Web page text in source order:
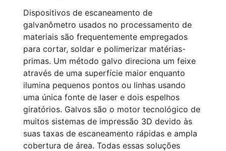
Dispositivos de escaneamento de
galvanômetro usados no processamento de
materiais são frequentemente empregados
para cortar, soldar e polimerizar matérias-
primas. Um método galvo direciona um feixe
através de uma superfície maior enquanto
ilumina pequenos pontos ou linhas usando
uma única fonte de laser e dois espelhos
giratórios. Galvos são o motor tecnológico de
muitos sistemas de impressão 3D devido às
suas taxas de escaneamento rápidas e ampla
cobertura de área. Todas essas soluções